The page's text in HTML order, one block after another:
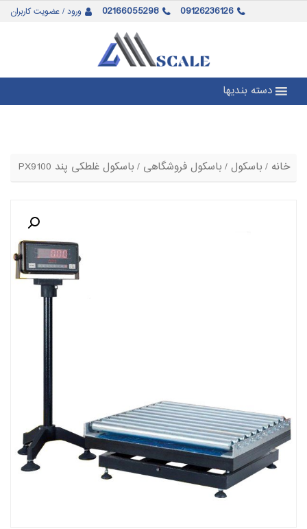
ورود / عضویت کاربران 02166055298 09126236126
دسته بندیها
خانه /باسکول/باسکول فروشگاهی / باسکول غلطکی پند PX9100